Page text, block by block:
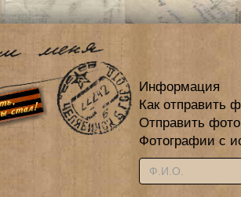
Информация
Как отправить
Отправить
Фотографии с